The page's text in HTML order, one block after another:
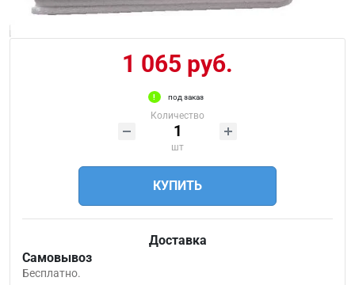
1 065 руб.
под заказ
Количество
шт
КУПИТЬ
Доставка
Самовывоз
Бесплатно.